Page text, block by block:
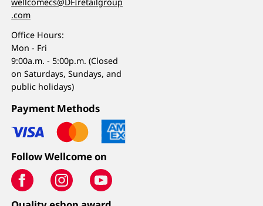
wellcomecs@DFIretailgroup
.com
Office Hours:
Mon - Fri
9:00a.m. - 5:00p.m. (Closed
on Saturdays, Sundays, and
public holidays)
Payment Methods
Follow Wellcome on